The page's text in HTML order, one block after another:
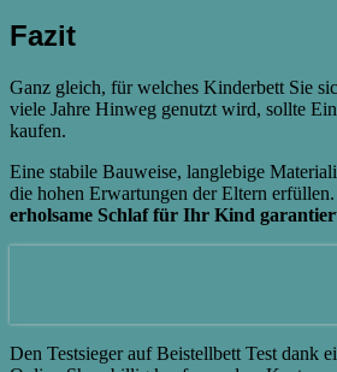
Fazit
Ganz gleich, für welches Kinderbett Sie
viele Jahre Hinweg genutzt wird, sollte
kaufen.
Eine stabile Bauweise, langlebige
die hohen Erwartungen der Eltern
erholsame Schlaf für Ihr Kind
Den Testsieger auf Beistellbett Test dank